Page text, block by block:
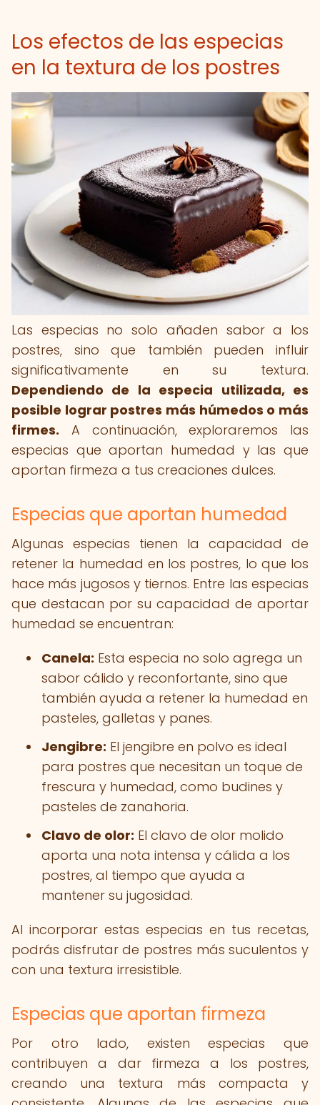
Los efectos de las especias
en la textura de los postres
Las especias no solo añaden sabor a los
postres, sino que también pueden influir
significativamente en su textura.
Dependiendo de la especia utilizada, es
posible lograr postres más húmedos o más
firmes. A continuación, exploraremos las
especias que aportan humedad y las que
aportan firmeza a tus creaciones dulces.
Especias que aportan humedad
Algunas especias tienen la capacidad de
retener la humedad en los postres, lo que los
hace más jugosos y tiernos. Entre las especias
que destacan por su capacidad de aportar
humedad se encuentran:
Canela: Esta especia no solo agrega un
sabor cálido y reconfortante, sino que
también ayuda a retener la humedad en
pasteles, galletas y panes.
Jengibre: El jengibre en polvo es ideal
para postres que necesitan un toque de
frescura y humedad, como budines y
pasteles de zanahoria.
Clavo de olor: El clavo de olor molido
aporta una nota intensa y cálida a los
postres, al tiempo que ayuda a
mantener su jugosidad.
Al incorporar estas especias en tus recetas,
podrás disfrutar de postres más suculentos y
con una textura irresistible.
Especias que aportan firmeza
Por otro lado, existen especias que
contribuyen a dar firmeza a los postres,
creando una textura más compacta y